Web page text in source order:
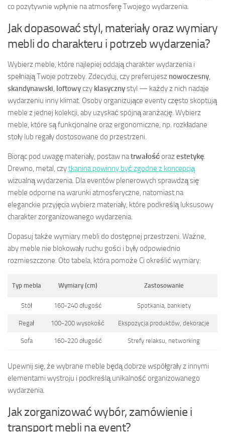
co pozytywnie wpłynie na atmosferę Twojego wydarzenia.
Jak dopasować styl, materiały oraz wymiary
mebli do charakteru i potrzeb wydarzenia?
Wybierz meble, które najlepiej oddają charakter wydarzenia i
spełniają Twoje potrzeby. Zdecyduj, czy preferujesz nowoczesny,
skandynawski, loftowyczy klasycznystyl — każdy z nich nadaje
wydarzeniu inny klimat. Osoby organizujące eventy często skoptują
meble z jednej kolekcji, aby uzyskać spójną aranżację. Wybierz
meble, które są funkcjonalne oraz ergonomiczne, np. rozkładane
stoły lub regały dostosowane do przestrzeni.
Biorąc pod uwagę materiały, postaw natrwałośćorazestetykę.
Drewno, metal, czytkanina powinny być zgodne z koncepcją
wizualną wydarzenia. Dla eventów plenerowych sprawdzą się
meble odporne na warunki atmosferyczne, natomiast na
eleganckie przyjęcia wybierz materiały, które podkreślą luksusowy
charakter zorganizowanego wydarzenia.
Dopasuj także wymiary mebli do dostępnej przestrzeni. Ważne,
aby meble nie blokowały ruchu gości i były odpowiednio
rozmieszczone. Oto tabela, która pomoże Ci określić wymiary:
Typ mebla Wymiary (cm) Zastosowanie
Stół 160-240 długość Spotkania, bankiety
Regał 100-200 wysokość Ekspozycja produktów, dekoracje
Sofa 160-220 długość Strefy relaksu, networking
Upewnij się, że wybrane meble będą dobrze współgrały z innymi
elementami wystroju i podkreślą unikalność organizowanego
wydarzenia.
Jak zorganizować wybór, zamówienie i
transport mebli na event?